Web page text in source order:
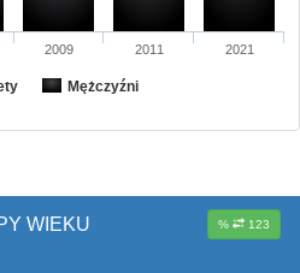
Mężczyźni
2009 2011 2021
% 123
WIEKU